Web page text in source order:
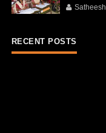
Satheesh
RECENT POSTS